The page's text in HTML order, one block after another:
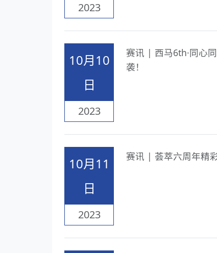
2023
10月10
日
2023
赛讯 | 西马6th·同心
袭！
10月11
日
2023
赛讯 | 荟萃六周年精